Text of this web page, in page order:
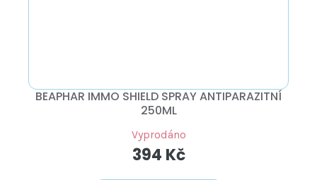
BEAPHAR IMMO SHIELD SPRAY ANTIPARAZITNÍ
250ML
Vyprodáno
394 Kč